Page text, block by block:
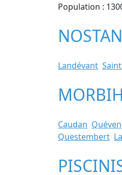
Population :
Landévant
Caudan Quéven
Questembert